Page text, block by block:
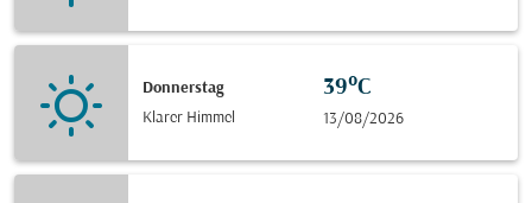
Donnerstag
Klarer Himmel
39°C
13/08/2026